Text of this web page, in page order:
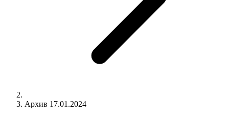
Архив 17.01.2024